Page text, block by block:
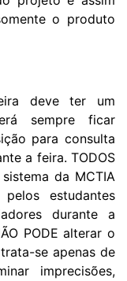
o produto
deve ter um
sempre ficar
para consulta
a feira. TODOS
da MCTIA
estudantes
durante a
PODE alterar o
se apenas de
imprecisões,